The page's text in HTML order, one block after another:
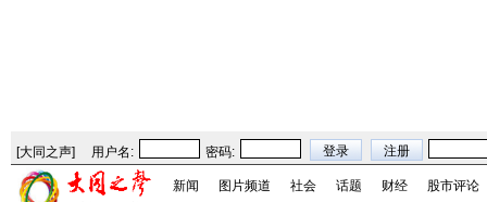
[大同之声] 用户名: 密码:
新闻 图片频道 社会 话题 财经
股市评论